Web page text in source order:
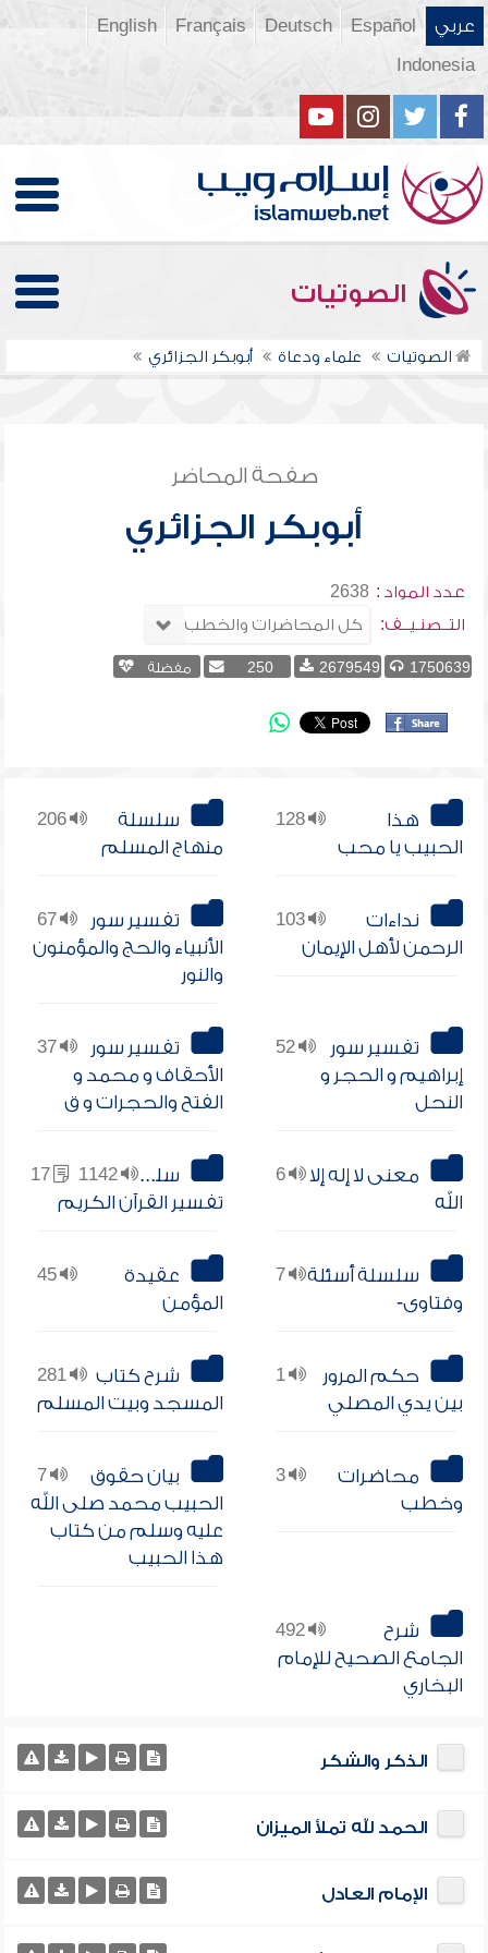
عربي Español
Deutsch
Français
English
Indonesia
الصوتيات
الصوتيات علماء ودعاة أبوبكر الجزائري
صفحة المحاضر
أبوبكر الجزائري
عدد المواد : 2638
التــصنـيــف:
1750639
2679549
250 مفضلة
128
هذا
الحبيب يا محب
206
سلسلة
منهاج المسلم
103
نداءات
الرحمن لأهل الإيمان
67
تفسير سور
الأنبياء والحج والمؤمنون
والنور
52
تفسير سور
إبراهيم و الحجر و
النحل
37
تفسير سور
الأحقاف و محمد و
الفتح والحجرات و ق
6
معنى لا إله إلا
الله
1142
17
سلسلة
تفسير القرآن الكريم
7
سلسلة أسئلة
وفتاوى-
45
عقيدة
المؤمن
1
حكم المرور
بين يدي المصلي
281
شرح كتاب
المسجد وبيت المسلم
3
محاضرات
وخطب
7
بيان حقوق
الحبيب محمد صلى الله
عليه وسلم من كتاب
هذا الحبيب
492
شرح
الجامع الصحيح للإمام
البخاري
الذكر والشكر
الحمد لله تملأ الميزان
الإمام العادل